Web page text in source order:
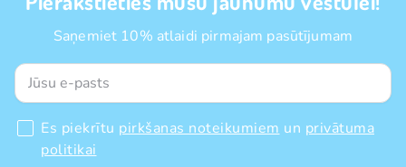
Saņemiet 10% atlaidi pirmajam pasūtījumam
Es piekrītu pirkšanas noteikumiem un privātuma
politikai